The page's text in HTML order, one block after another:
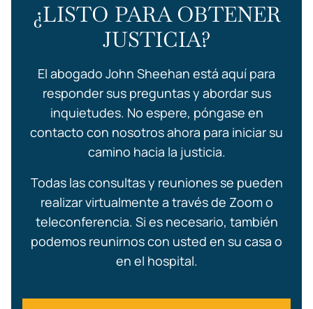
¿LISTO PARA OBTENER
JUSTICIA?
El abogado John Sheehan está aquí para
responder sus preguntas y abordar sus
inquietudes. No espere, póngase en
contacto con nosotros ahora para iniciar su
camino hacia la justicia.
Todas las consultas y reuniones se pueden
realizar virtualmente a través de Zoom o
teleconferencia. Si es necesario, también
podemos reunirnos con usted en su casa o
en el hospital.